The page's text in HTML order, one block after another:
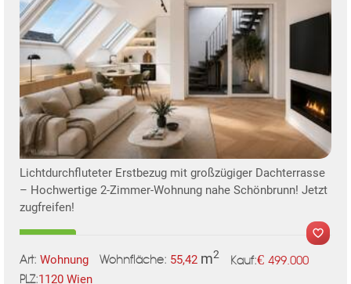
MER
Lichtdurchfluteter Erstbezug mit großzügiger Dachterrasse
– Hochwertige 2-Zimmer-Wohnung nahe Schönbrunn! Jetzt
zugfreifen!
Art: Wohnung Wohnfläche: 55,42 m2 Kauf:€ 499.000
PLZ:1120 Wien